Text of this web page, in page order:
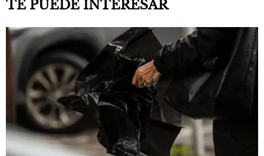
TE PUEDE INTERESAR